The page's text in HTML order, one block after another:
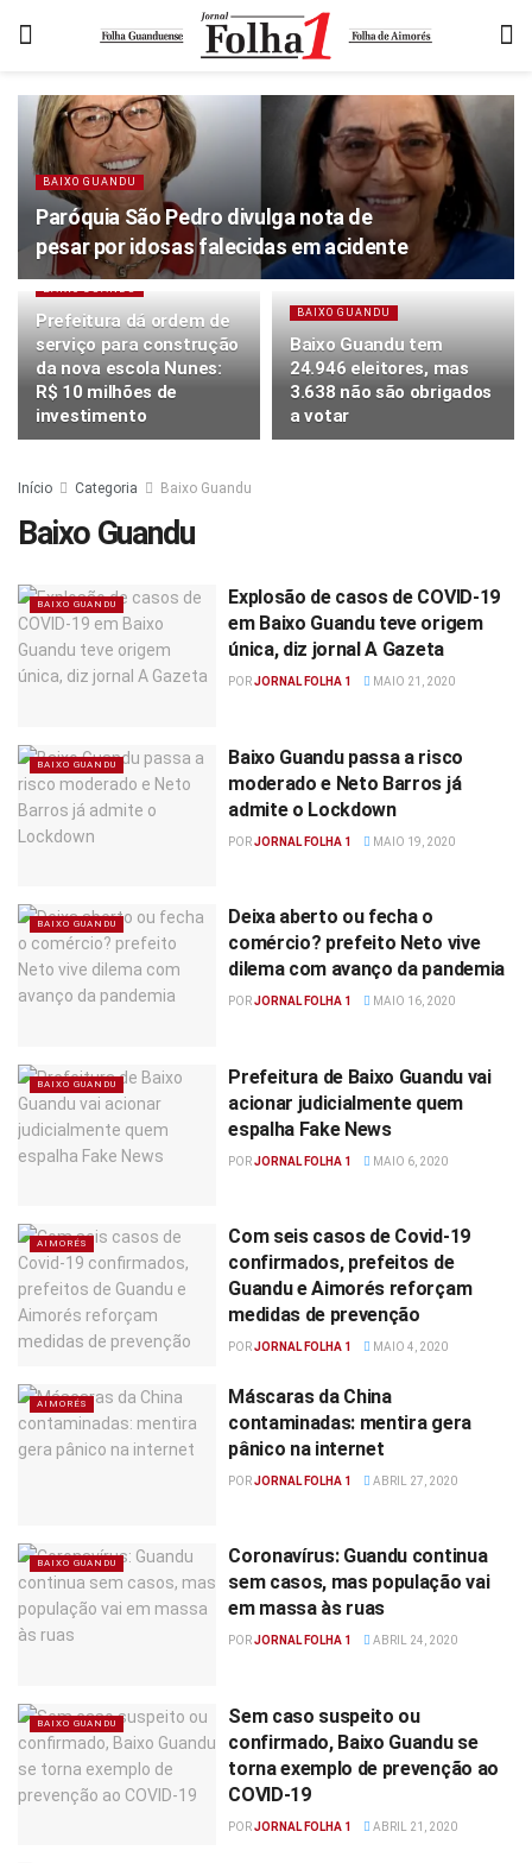
BAIXO GUANDU
Paróquia São Pedro divulga nota de
pesar por idosas falecidas em acidente
BAIXO GUANDU
Prefeitura dá ordem de
serviço para construção
da nova escola Nunes:
R$ 10 milhões de
investimento
BAIXO GUANDU
Baixo Guandu tem
24.946 eleitores, mas
3.638 não são obrigados
a votar
Início Categoria Baixo Guandu
Baixo Guandu
BAIXO GUANDU
Explosão de casos de COVID-19
em Baixo Guandu teve origem
única, diz jornal A Gazeta
PORJORNAL FOLHA 1 MAIO 21, 2020
BAIXO GUANDU
Baixo Guandu passa a risco
moderado e Neto Barros já
admite o Lockdown
PORJORNAL FOLHA 1 MAIO 19, 2020
BAIXO GUANDU
Deixa aberto ou fecha o
comércio? prefeito Neto vive
dilema com avanço da pandemia
PORJORNAL FOLHA 1 MAIO 16, 2020
BAIXO GUANDU
Prefeitura de Baixo Guandu vai
acionar judicialmente quem
espalha Fake News
PORJORNAL FOLHA 1 MAIO 6, 2020
AIMORÉS
Com seis casos de Covid-19
confirmados, prefeitos de
Guandu e Aimorés reforçam
medidas de prevenção
PORJORNAL FOLHA 1 MAIO 4, 2020
AIMORÉS
Máscaras da China
contaminadas: mentira gera
pânico na internet
PORJORNAL FOLHA 1 ABRIL 27, 2020
BAIXO GUANDU
Coronavírus: Guandu continua
sem casos, mas população vai
em massa às ruas
PORJORNAL FOLHA 1 ABRIL 24, 2020
BAIXO GUANDU
Sem caso suspeito ou
confirmado, Baixo Guandu se
torna exemplo de prevenção ao
COVID-19
PORJORNAL FOLHA 1 ABRIL 21, 2020